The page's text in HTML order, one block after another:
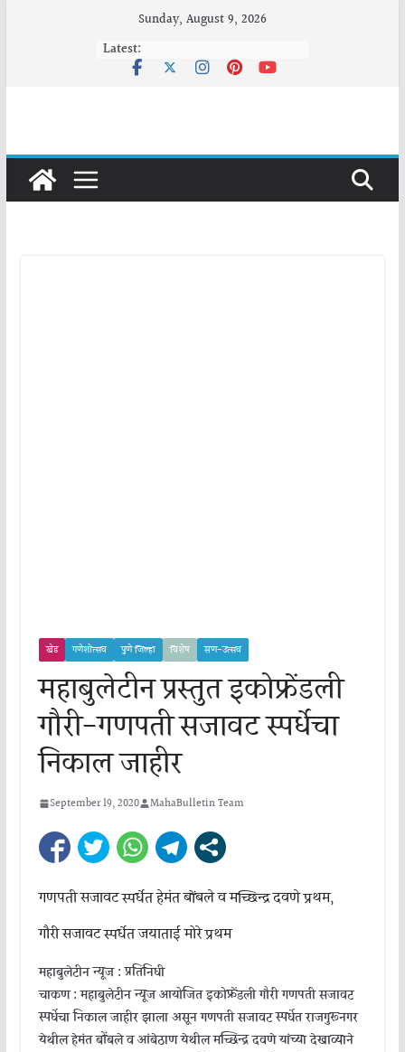
Sunday, August 9, 2026
Latest:
खेड गणेशोत्सव पुणे जिल्हा विशेष सण-उत्सव
महाबुलेटीन प्रस्तुत इकोफ्रेंडली
गौरी-गणपती सजावट स्पर्धेचा
निकाल जाहीर
September 19, 2020 MahaBulletin Team
गणपती सजावट स्पर्धेत हेमंत बोंबले व मच्छिन्द्र दवणे प्रथम,
गौरी सजावट स्पर्धेत जयाताई मोरे प्रथम
महाबुलेटीन न्यूज : प्रतिनिधी
चाकण : महाबुलेटीन न्यूज आयोजित इकोफ्रेंडली गौरी गणपती सजावट
स्पर्धेचा निकाल जाहीर झाला असून गणपती सजावट स्पर्धेत राजगुरूनगर
येथील हेमंत बोंबले व आंबेठाण येथील मच्छिन्द्र दवणे यांच्या देखाव्याने